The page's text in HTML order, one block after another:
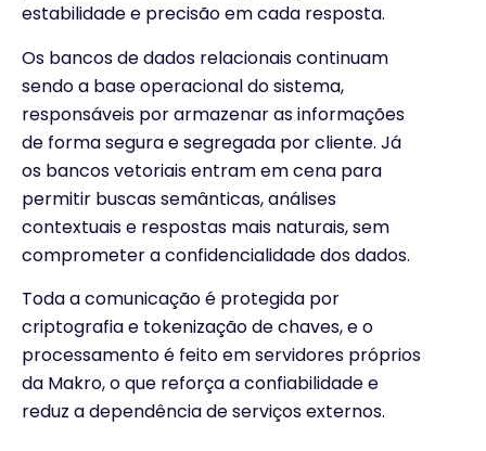
estabilidade e precisão em cada resposta.
Os bancos de dados relacionais continuam
sendo a base operacional do sistema,
responsáveis por armazenar as informações
de forma segura e segregada por cliente. Já
os bancos vetoriais entram em cena para
permitir buscas semânticas, análises
contextuais e respostas mais naturais, sem
comprometer a confidencialidade dos dados.
Toda a comunicação é protegida por
criptografia e tokenização de chaves, e o
processamento é feito em servidores próprios
da Makro, o que reforça a confiabilidade e
reduz a dependência de serviços externos.